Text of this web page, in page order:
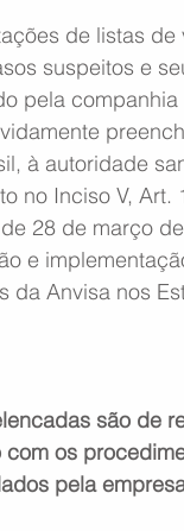
de listas
suspeitos e
pela
à autoridade
no Inciso V,
28 de março
e
da Anvisa nos
são de
os
pela